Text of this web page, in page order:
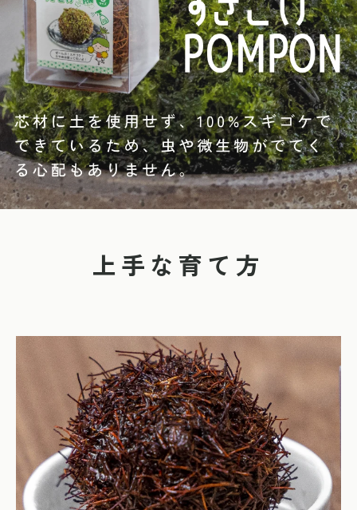
上手な育て方